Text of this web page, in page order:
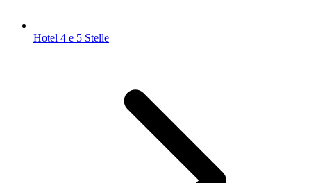
Hotel 4 e 5 Stelle